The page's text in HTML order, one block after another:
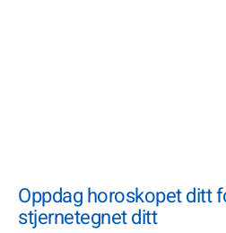
Oppdag horoskopet ditt
stjernetegnet ditt